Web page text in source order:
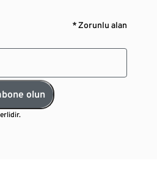
* Zorunlu alan
olun